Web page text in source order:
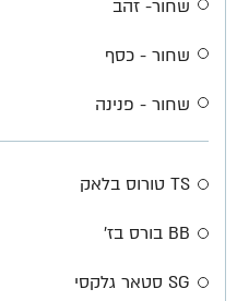
שחור- זהב
שחור - כסף
שחור - פנינה
TS טורוס בלאק
BB בורס בז'
SG סטאר גלקסי